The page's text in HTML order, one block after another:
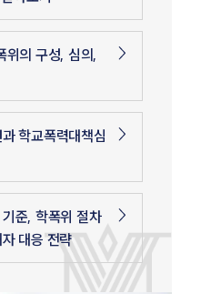
위의 구성, 심의,
학교폭력대책심
준, 학폭위 절차
대응 전략